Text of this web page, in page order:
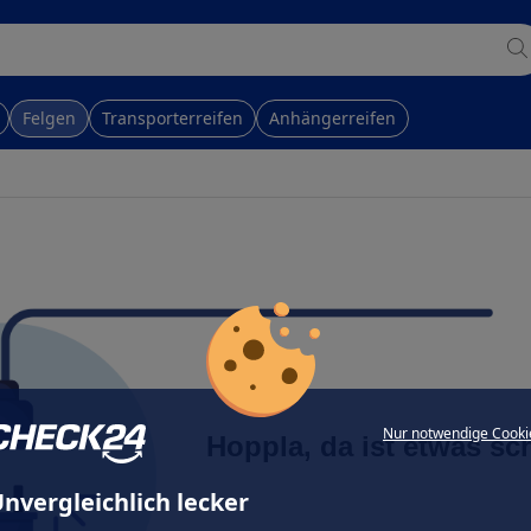
Nur notwendige
lecker
Felgen Transporterreifen Anhängerreifen
Hoppla, da ist etwas